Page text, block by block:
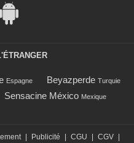
Espagne Beyazperde Turquie
Sensacine México Mexique
| Publicité | CGU | CGV |